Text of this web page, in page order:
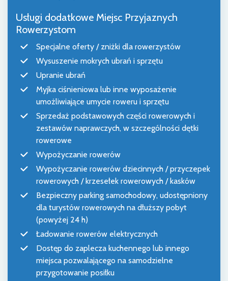
Usługi dodatkowe Miejsc Przyjaznych
Rowerzystom
Specjalne oferty / zniżki dla rowerzystów
Wysuszenie mokrych ubrań i sprzętu
Upranie ubrań
Myjka ciśnieniowa lub inne wyposażenie
umożliwiające umycie roweru i sprzętu
Sprzedaż podstawowych części rowerowych i
zestawów naprawczych, w szczególności dętki
rowerowe
Wypożyczanie rowerów
Wypożyczanie rowerów dziecinnych / przyczepek
rowerowych / krzesełek rowerowych / kasków
Bezpieczny parking samochodowy, udostępniony
dla turystów rowerowych na dłuższy pobyt
(powyżej 24 h)
Ładowanie rowerów elektrycznych
Dostęp do zaplecza kuchennego lub innego
miejsca pozwalającego na samodzielne
przygotowanie posiłku